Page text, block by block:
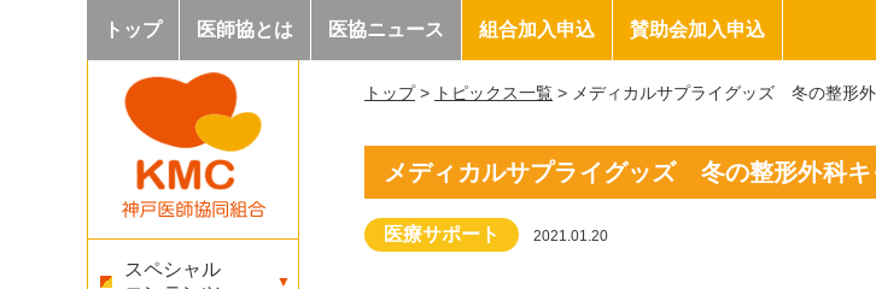
トップ 医師協とは 医協ニュース 組合加入申込 賛助会加入申込
トップ> トピックス一覧 > メディカルサプライグッズ 冬の整形
メディカルサプライグッズ 冬の整形外科キ
医療サポート 2021.01.20
スペシャル